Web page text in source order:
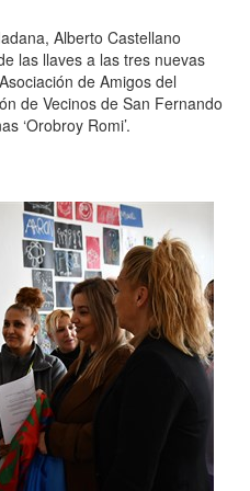
Alberto Castellano
las llaves a las tres nuevas
de Amigos del
de Vecinos de San Fernando
‘Orobroy Romi’.